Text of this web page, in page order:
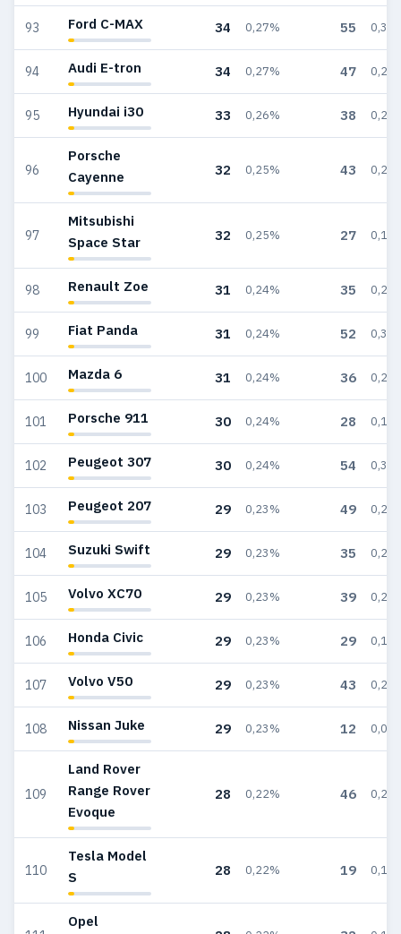
93 Ford C-MAX 34 0,27% 55
94 Audi E-tron 34 0,27% 47
95 Hyundai i30 33 0,26% 38
96
Porsche
Cayenne
32 0,25% 43
97
Mitsubishi
Space Star
32 0,25% 27
98 Renault Zoe 31 0,24% 35
99 Fiat Panda 31 0,24% 52
100 Mazda 6 31 0,24% 36
101 Porsche 911 30 0,24% 28
102 Peugeot 307 30 0,24% 54
103 Peugeot 207 29 0,23% 49
104 Suzuki Swift 29 0,23% 35
105 Volvo XC70 29 0,23% 39
106 Honda Civic 29 0,23% 29
107 Volvo V50 29 0,23% 43
108 Nissan Juke 29 0,23% 12
109
Land Rover
Range Rover
Evoque
28 0,22% 46
110
Tesla Model
S
28 0,22% 19
Opel